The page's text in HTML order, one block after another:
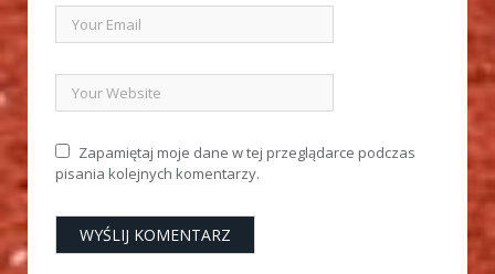
Zapamiętaj moje dane w tej przeglądarce podczas
pisania kolejnych komentarzy.